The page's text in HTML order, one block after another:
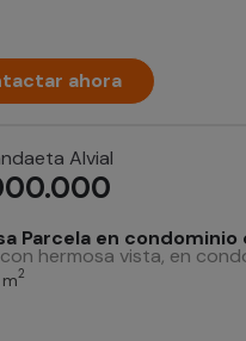
ahora
Alvial
Parcela en
hermosa vista, en
2